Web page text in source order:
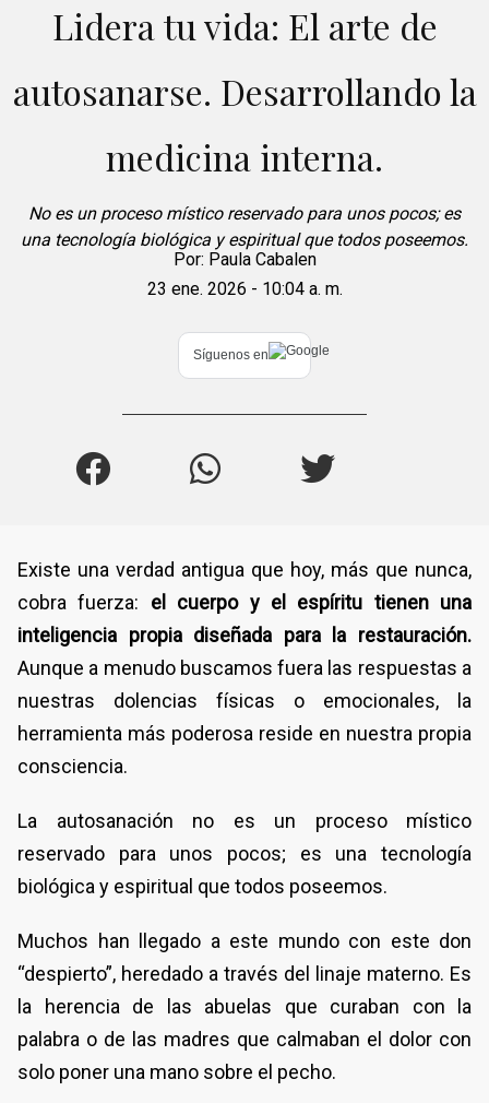
Lidera tu vida: El arte de
autosanarse. Desarrollando la
medicina interna.
No es un proceso místico reservado para unos pocos; es
una tecnología biológica y espiritual que todos poseemos.
Por: Paula Cabalen
23 ene. 2026 - 10:04 a. m.
Síguenos en
​Existe una verdad antigua que hoy, más que nunca,
cobra fuerza: el cuerpo y el espíritu tienen una
inteligencia propia diseñada para la restauración.
Aunque a menudo buscamos fuera las respuestas a
nuestras dolencias físicas o emocionales, la
herramienta más poderosa reside en nuestra propia
consciencia.
La autosanación no es un proceso místico
reservado para unos pocos; es una tecnología
biológica y espiritual que todos poseemos.
​Muchos han llegado a este mundo con este don
“despierto”, heredado a través del linaje materno. Es
la herencia de las abuelas que curaban con la
palabra o de las madres que calmaban el dolor con
solo poner una mano sobre el pecho.